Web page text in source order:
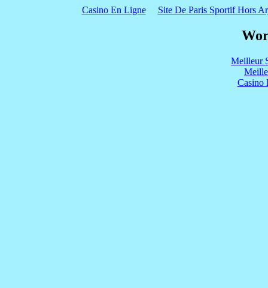
Casino En Ligne Site De Paris Sportif Hors
Meilleur
Casino